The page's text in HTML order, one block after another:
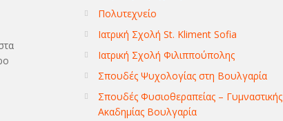
Πολυτεχνείο
Ιατρική Σχολή St. Kliment Sofia
Ιατρική Σχολή Φιλιππούπολης
Σπουδές Ψυχολογίας στη Βουλγαρία
Σπουδές Φυσιοθεραπείας – Γυμναστικής
Ακαδημίας Βουλγαρία